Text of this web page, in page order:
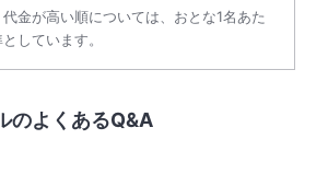
金が高い順については、おとな1名あた
しています。
のよくあるQ&A